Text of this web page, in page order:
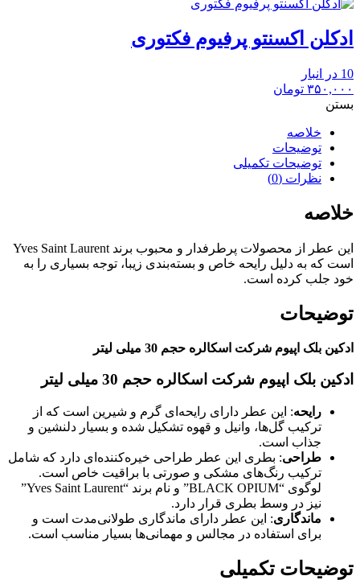
ادکلن اکسنتو پرفیوم فکتوری
10 در انبار
۳۵۰,۰۰۰ تومان
بستن
خلاصه
توضیحات
توضیحات تکمیلی
نظرات (0)
خلاصه
این عطر از محصولات پرطرفدار و محبوب برند Yves Saint Laurent
است که به دلیل رایحه خاص و بسته‌بندی زیبا، توجه بسیاری را به
خود جلب کرده است.
توضیحات
ادکین بلک اپیوم شرکت اسکالره حجم 30 میلی لیتر
ادکین بلک اپیوم شرکت اسکالره حجم 30 میلی لیتر
رایحه: این عطر دارای رایحه‌ای گرم و شیرین است که از
ترکیب گل‌ها، وانیل و قهوه تشکیل شده و بسیار دلنشین و
جذاب است.
طراحی: بطری این عطر طراحی خیره‌کننده‌ای دارد که شامل
ترکیب رنگ‌های مشکی و صورتی با براقیت خاص است.
لوگوی “BLACK OPIUM” و نام برند “Yves Saint Laurent”
نیز در وسط بطری قرار دارد.
ماندگاری: این عطر دارای ماندگاری طولانی‌مدت است و
برای استفاده در مجالس و مهمانی‌ها بسیار مناسب است.
توضیحات تکمیلی